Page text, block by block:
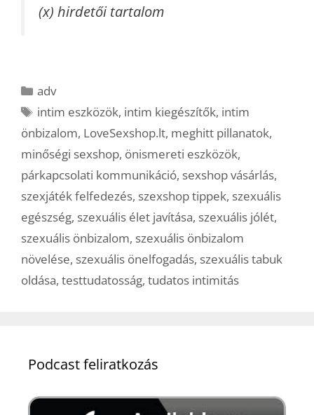
(x) hirdetői tartalom
Kategória
adv
Címkék
intim eszközök, intim kiegészítők, intim
önbizalom, LoveSexshop.lt, meghitt pillanatok,
minőségi sexshop, önismereti eszközök,
párkapcsolati kommunikáció, sexshop vásárlás,
szexjáték felfedezés, szexshop tippek, szexuális
egészség, szexuális élet javítása, szexuális jólét,
szexuális önbizalom, szexuális önbizalom
növelése, szexuális önelfogadás, szexuális tabuk
oldása, testtudatosság, tudatos intimitás
Podcast feliratkozás